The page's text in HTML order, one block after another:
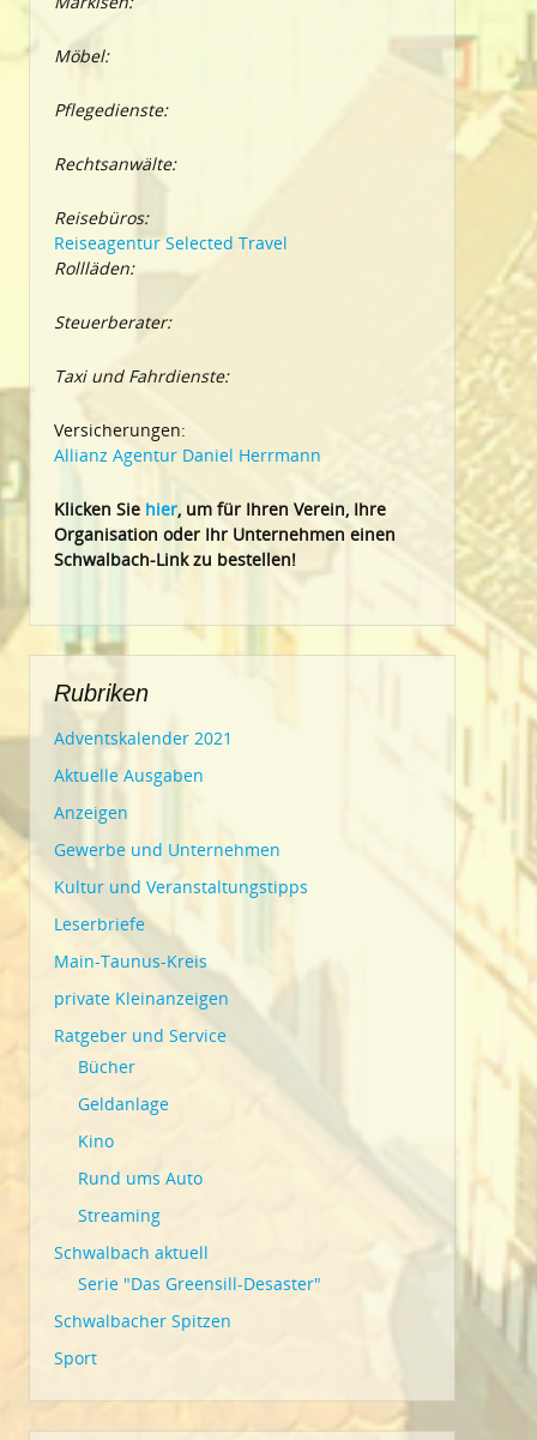
Möbel:
Pflegedienste:
Rechtsanwälte:
Reisebüros:
Reiseagentur Selected Travel
Rollläden:
Steuerberater:
Taxi und Fahrdienste:
Versicherungen:
Allianz Agentur Daniel Herrmann
Klicken Sie hier, um für Ihren Verein, Ihre
Organisation oder Ihr Unternehmen einen
Schwalbach-Link zu bestellen!
Rubriken
Adventskalender 2021
Aktuelle Ausgaben
Anzeigen
Gewerbe und Unternehmen
Kultur und Veranstaltungstipps
Leserbriefe
Main-Taunus-Kreis
private Kleinanzeigen
Ratgeber und Service
Bücher
Geldanlage
Kino
Rund ums Auto
Streaming
Schwalbach aktuell
Serie "Das Greensill-Desaster"
Schwalbacher Spitzen
Sport